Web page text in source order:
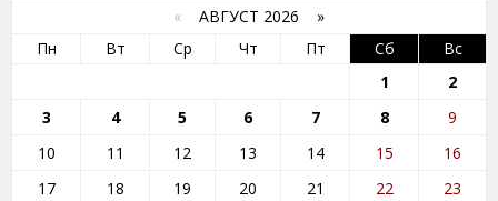
« АВГУСТ 2026 »
Пн
Вт Ср Чт Пт Сб
Вс
1
2
3
4 5 6 7 8
9
10
11 12 13 14 15
16
17
18 19 20 21 22
23